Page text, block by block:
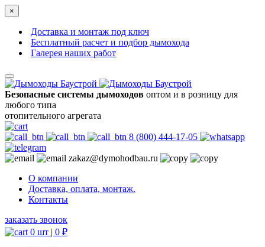
×
Доставка и монтаж под ключ
Бесплатный расчет и подбор дымохода
Галерея наших работ
Безопасные системы дымоходов оптом и в розницу для
любого типа
отопительного агрегата
8 (800) 444-17-05
zakaz@dymohodbau.ru
О компании
Доставка, оплата, монтаж.
Контакты
заказать звонок
0 шт | 0 ₽